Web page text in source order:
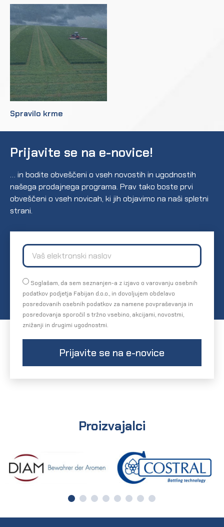
Spravilo krme
Prijavite se na e-novice!
… in bodite obveščeni o vseh novostih in ugodnostih
našega prodajnega programa. Prav tako boste prvi
obveščeni o vseh novicah, ki jih objavimo na naši spletni
strani.
Soglašam, da sem seznanjen-a z izjavo o varovanju osebnih
podatkov podjetja Fabijan d.o.o., in dovoljujem obdelavo
posredovanih osebnih podatkov za namene povpraševanja in
posredovanja sporočil s tržno vsebino, akcijami, novostmi,
znižanji in drugimi ugodnostmi.
Prijavite se na e-novice
Proizvajalci